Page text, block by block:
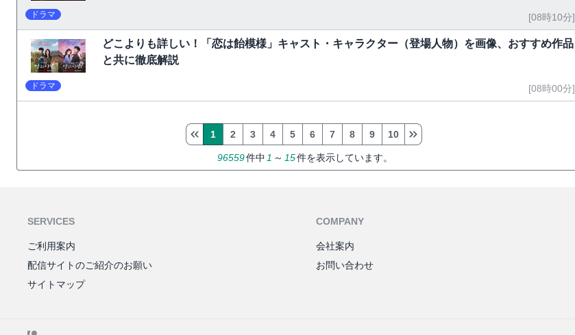
ドラマ [08時10分]
どこよりも詳しい！「恋は飴模様」キャスト・キャラクター（登場人物）を画像、おすすめ作品
と共に徹底解説
ドラマ [08時00分]
96559件中 1 ～ 15件を表示しています。
1 2 3 4 5 6 7 8 9 10
SERVICES
ご利用案内
配信サイトのご紹介のお願い
サイトマップ
COMPANY
会社案内
お問い合わせ